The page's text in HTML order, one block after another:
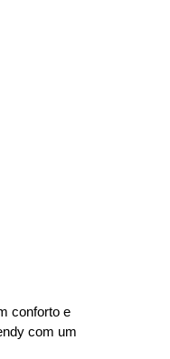
conforto e
com um